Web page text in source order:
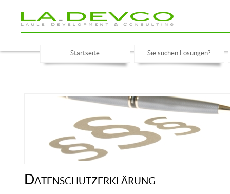
Startseite Sie suchen Lösungen?
Datenschutzerklärung